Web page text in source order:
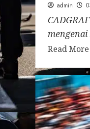
admin
Read More